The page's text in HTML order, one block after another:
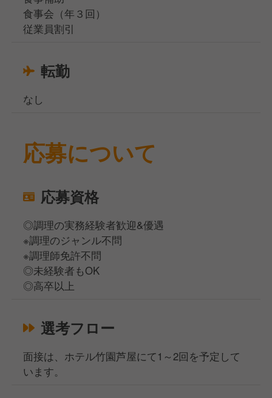
食事会（年３回）
従業員割引
転勤
なし
応募について
応募資格
◎調理の実務経験者歓迎&優遇
※調理のジャンル不問
※調理師免許不問
◎未経験者もOK
◎高卒以上
選考フロー
面接は、ホテル竹園芦屋にて1～2回を予定して
います。